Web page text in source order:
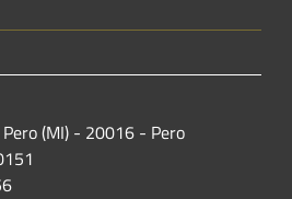
(MI) - 20016 - Pero